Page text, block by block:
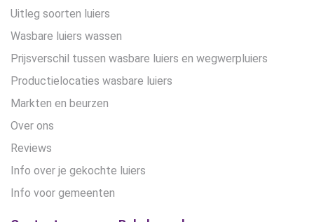
Uitleg soorten luiers
Wasbare luiers wassen
Prijsverschil tussen wasbare luiers en wegwerpluiers
Productielocaties wasbare luiers
Markten en beurzen
Over ons
Reviews
Info over je gekochte luiers
Info voor gemeenten